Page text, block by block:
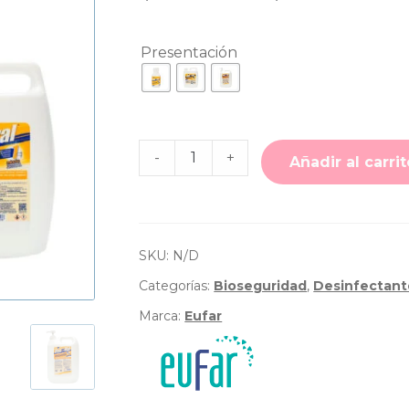
Presentación
Cantidad
de
Detergente
Eufar
- + Añadir al
SKU: N/D
Categorías: Bioseguridad,
Marca: Eufar